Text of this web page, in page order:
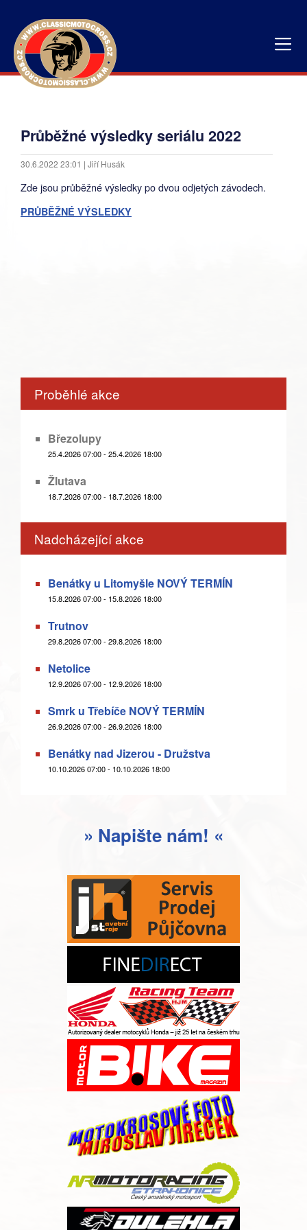
Průběžné výsledky seriálu 2022
30.6.2022 23:01 | Jiří Husák
Zde jsou průběžné výsledky po dvou odjetých závodech.
PRŮBĚŽNÉ VÝSLEDKY
Proběhlé akce
Březolupy
25.4.2026 07:00 - 25.4.2026 18:00
Žlutava
18.7.2026 07:00 - 18.7.2026 18:00
Nadcházející akce
Benátky u Litomyšle NOVÝ TERMÍN
15.8.2026 07:00 - 15.8.2026 18:00
Trutnov
29.8.2026 07:00 - 29.8.2026 18:00
Netolice
12.9.2026 07:00 - 12.9.2026 18:00
Smrk u Třebíče NOVÝ TERMÍN
26.9.2026 07:00 - 26.9.2026 18:00
Benátky nad Jizerou - Družstva
10.10.2026 07:00 - 10.10.2026 18:00
» Napište nám! «